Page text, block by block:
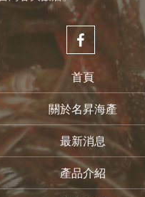
首頁
關於名昇海產
最新消息
產品介紹